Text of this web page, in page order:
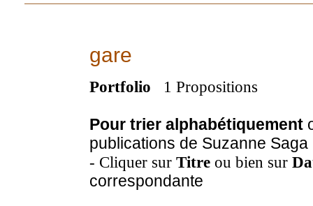
gare
Portfolio 1 Propositions
Pour trier alphabétiquement
publications de Suzanne
- Cliquer sur Titre ou bien sur
correspondante